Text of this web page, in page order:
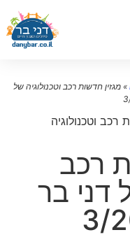
חדשות רכב וטכנולוגיה של
וטכנולוגיה
רכב
דני בר